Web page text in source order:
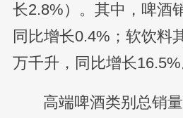
长2.8%）。其中，啤酒
同比增长0.4%；软饮料
万千升，同比增长16.5%
高端啤酒类别总销